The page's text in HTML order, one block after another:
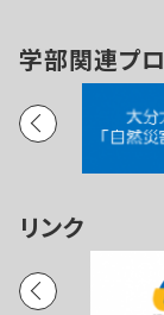
学部関連プ
リンク